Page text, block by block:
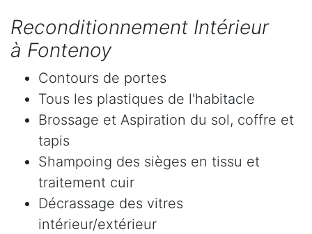
Reconditionnement Intérieur
à Fontenoy
Contours de portes
Tous les plastiques de l'habitacle
Brossage et Aspiration du sol, coffre et
tapis
Shampoing des sièges en tissu et
traitement cuir
Décrassage des vitres
intérieur/extérieur